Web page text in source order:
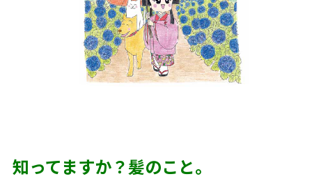
知ってますか？髪のこと。